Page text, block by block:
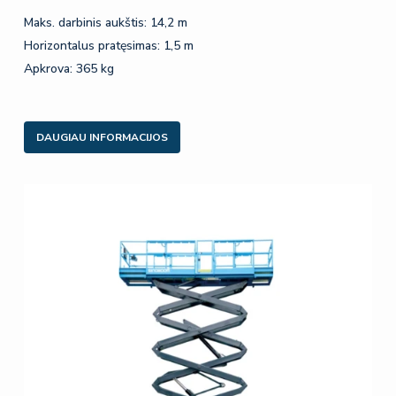
Maks. darbinis aukštis: 14,2 m
Horizontalus pratęsimas: 1,5 m
Apkrova: 365 kg
DAUGIAU INFORMACIJOS